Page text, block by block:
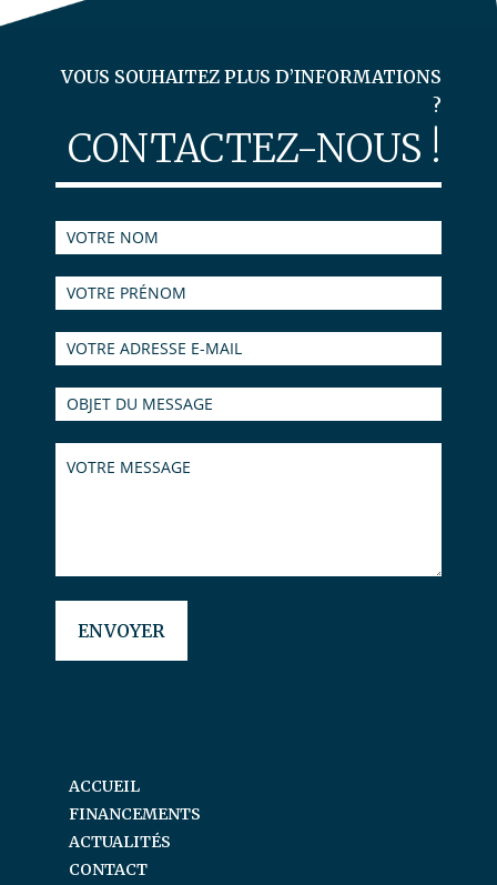
VOUS SOUHAITEZ PLUS D’INFORMATIONS
?
CONTACTEZ-NOUS !
ACCUEIL
FINANCEMENTS
ACTUALITÉS
CONTACT